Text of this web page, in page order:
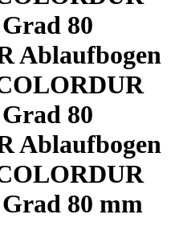
80
Ablaufbogen
80
Ablaufbogen
80 mm